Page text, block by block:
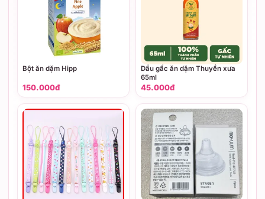
Bột ăn dặm Hipp
150.000đ
Dầu gấc ăn dặm Thuyền xưa
65ml
45.000đ